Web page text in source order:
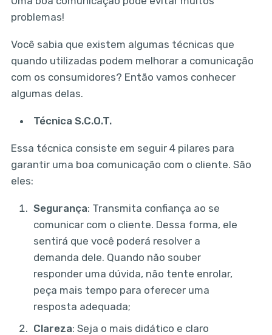
problemas!
Você sabia que existem algumas técnicas que
quando utilizadas podem melhorar a comunicação
com os consumidores? Então vamos conhecer
algumas delas.
Técnica S.C.O.T.
Essa técnica consiste em seguir 4 pilares para
garantir uma boa comunicação com o cliente. São
eles:
Segurança: Transmita confiança ao se
comunicar com o cliente. Dessa forma, ele
sentirá que você poderá resolver a
demanda dele. Quando não souber
responder uma dúvida, não tente enrolar,
peça mais tempo para oferecer uma
resposta adequada;
Clareza: Seja o mais didático e claro